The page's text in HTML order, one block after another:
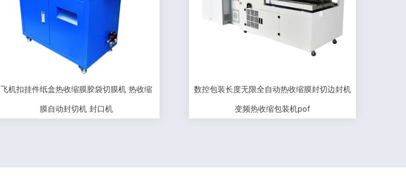
飞机扣挂件纸盒热收缩膜胶袋切膜机 热收缩
膜自动封切机 封口机
数控包装长度无限全自动热收缩膜封切边封机
变频热收缩包装机pof